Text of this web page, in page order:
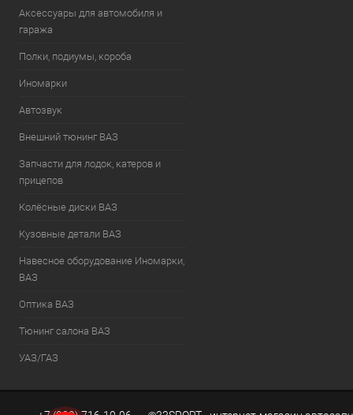
Аксессуары для автомобиля и
гаража
Полки, подиумы, короба
Иномарки
Автозвук
Внешний тюнинг ВАЗ
Запчасти для лодок, катеров и
прицепов
Колёсные диски ВАЗ
Кузовные детали ВАЗ
Навесное оборудование Иномарки,
ВАЗ
Оптика ВАЗ
Тюнинг салона ВАЗ
УАЗ/ГАЗ